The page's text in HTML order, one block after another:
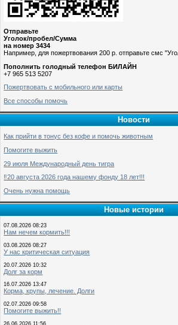
Отправьте
Уголок/пробел/Сумма
на номер 3434
Например, для пожертвования 200 р. отправьте смс
Пополнить голодный телефон БИЛАЙН
+7 965 513 5207
Пожертвовать с мобильного или карты
Все способы помочь
Новости
Как прийти в тонус без кофе и помочь животным
Помогите выжить
29 июля Международный день тигра
‼️20 августа 2026 года нашему фонду 18 лет!!!
Очень нужна помощь
Новые истории
07.08.2026 08:23
Нам нечем кормить!!!
03.08.2026 08:27
У нас критическая ситуация
20.07.2026 10:32
Долг за корм
16.07.2026 13:47
Корма, крупы, лечение. Долги
02.07.2026 09:58
Помогите выжить!!
26.06.2026 11:56